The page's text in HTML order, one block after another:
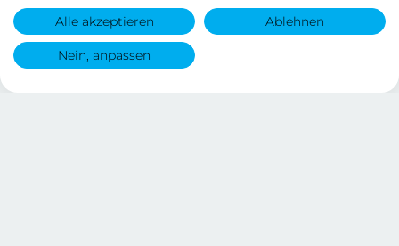
Alle akzeptieren Ablehnen
Nein, anpassen